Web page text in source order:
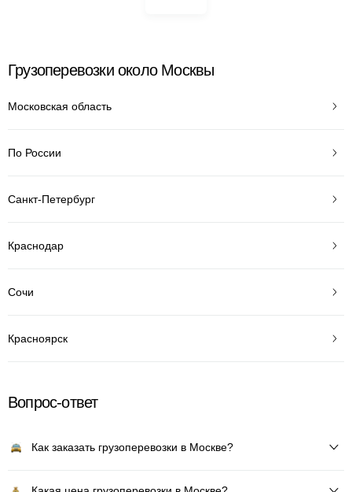
Грузоперевозки около Москвы
Московская область
По России
Санкт-Петербург
Краснодар
Сочи
Красноярск
Вопрос-ответ
Как заказать грузоперевозки в Москве?